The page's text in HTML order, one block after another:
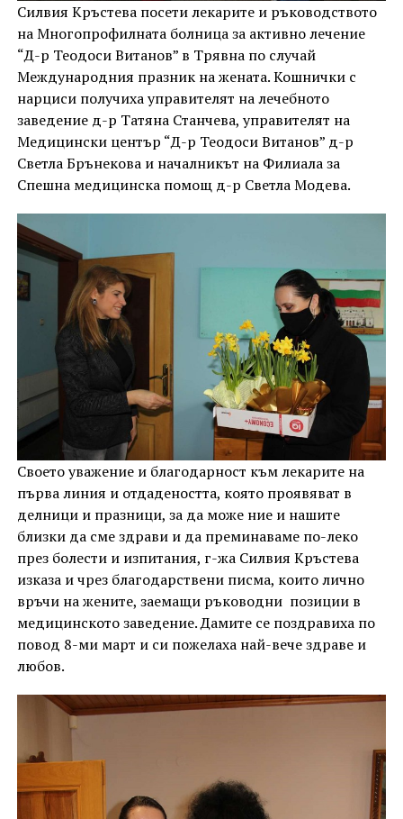
Силвия Кръстева посети лекарите и ръководството
на Многопрофилната болница за активно лечение
“Д-р Теодоси Витанов” в Трявна по случай
Международния празник на жената. Кошнички с
нарциси получиха управителят на лечебното
заведение д-р Татяна Станчева, управителят на
Медицински център “Д-р Теодоси Витанов” д-р
Светла Брънекова и началникът на Филиала за
Спешна медицинска помощ д-р Светла Модева.
Своето уважение и благодарност към лекарите на
първа линия и отдадеността, която проявяват в
делници и празници, за да може ние и нашите
близки да сме здрави и да преминаваме по-леко
през болести и изпитания, г-жа Силвия Кръстева
изказа и чрез благодарствени писма, които лично
връчи на жените, заемащи ръководни позиции в
медицинското заведение. Дамите се поздравиха по
повод 8-ми март и си пожелаха най-вече здраве и
любов.